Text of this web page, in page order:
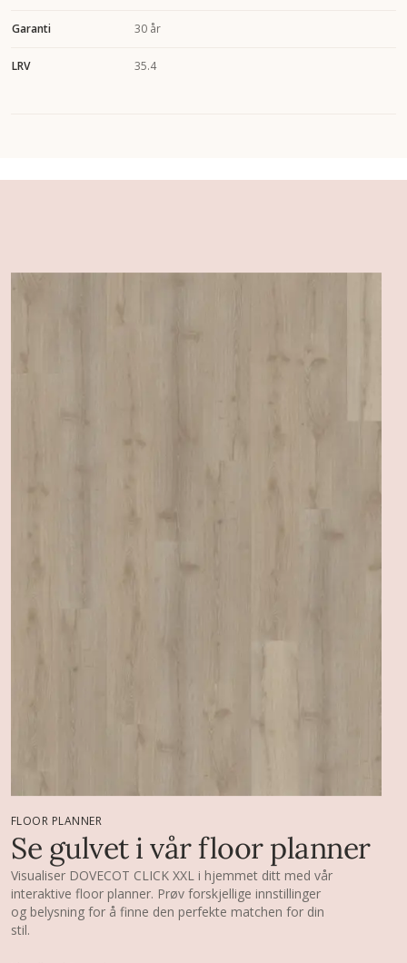
Garanti 30 år
LRV 35.4
FLOOR PLANNER
Se gulvet i vår floor planner
Visualiser DOVECOT CLICK XXL i hjemmet ditt med vår
interaktive floor planner. Prøv forskjellige innstillinger
og belysning for å finne den perfekte matchen for din
stil.